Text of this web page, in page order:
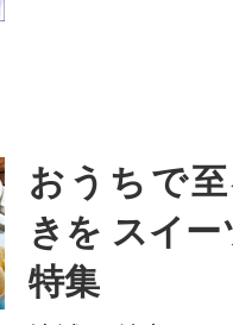
おうちで
きを スイ
特集